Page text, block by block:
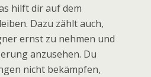
hilft dir auf dem
Dazu zählt auch,
ernst zu nehmen und
anzusehen. Du
nicht bekämpfen,